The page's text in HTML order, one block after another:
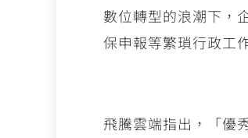
數位轉型的浪潮下，
保申報等繁瑣行政工
飛騰雲端指出，「優